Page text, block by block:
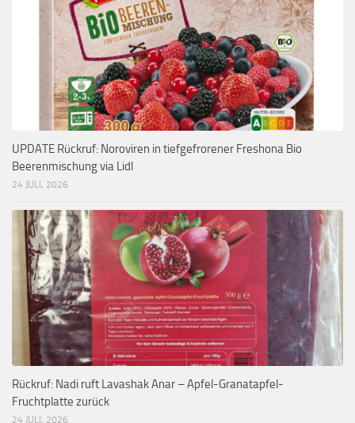
UPDATE Rückruf: Noroviren in tiefgefrorener Freshona Bio
Beerenmischung via Lidl
24 JULI, 2026
Rückruf: Nadi ruft Lavashak Anar – Apfel-Granatapfel-
Fruchtplatte zurück
24 JULI, 2026